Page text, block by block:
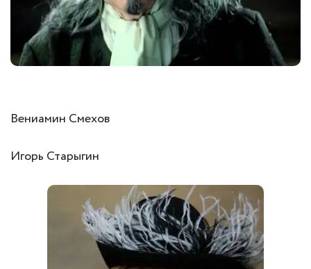
Вениамин Смехов
Игорь Старыгин